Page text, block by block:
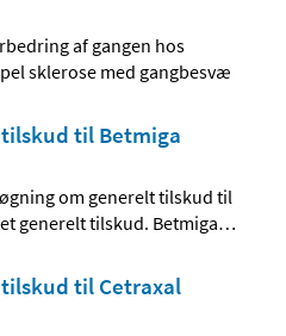
af gangen hos
sklerose med gangbesvæ
til Betmiga
om generelt tilskud til
generelt tilskud. Betmiga…
til Cetraxal